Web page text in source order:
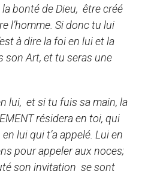
bonté de Dieu, être créé
l’homme. Si donc tu lui
à dire la foi en lui et la
son Art, et tu seras une
lui, et si tu fuis sa main, la
résidera en toi, qui
lui qui t’a appelé. Lui en
pour appeler aux noces;
son invitation se sont